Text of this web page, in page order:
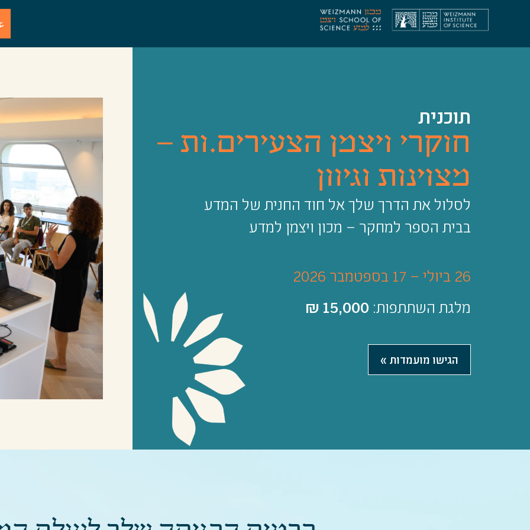
תוכנית
חוקרי ויצמן הצעירים.ות –
מצוינות וגיוון
לסלול את הדרך שלך אל חוד החנית של המדע
בבית הספר למחקר – מכון ויצמן למדע
26 ביולי – 17 בספטמבר 2026
מלגת השתתפות: 15,000 ₪
הגישו מועמדות »